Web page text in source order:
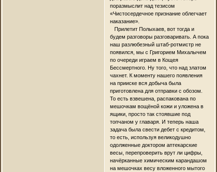
поразмыслит над тезисом
«Чистосердечное признание облегчает
наказание».
Прилетит Полыхаев, вот тогда и
будем разговоры разговаривать. А пока
наш разлюбезный штаб-ротмистр не
появился, мы с Григорием Михалычем
по очереди играем в Кощея
Бессмертного. Ну того, что над златом
чахнет. К моменту нашего появления
на прииске вся добыча была
приготовлена для отправки с обозом.
То есть взвешена, распакована по
мешочкам вощёной кожи и уложена в
ящики, просто так стоявшие под
топчаном у главаря. И теперь наша
задача была свести дебет с кредитом,
то есть, используя великодушно
одолженные доктором аптекарские
весы, перепроверить врут ли цифры,
начёрканные химическим карандашом
на мешочках весу вложенного мытого